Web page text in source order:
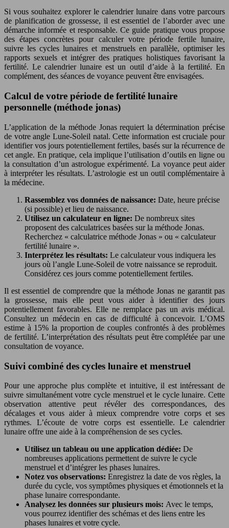
Si vous souhaitez explorer le calendrier lunaire dans votre parcours
de planification de grossesse, il est essentiel de l’aborder avec une
démarche informée et responsable. Ce guide pratique vous propose
des étapes concrètes pour calculer votre période fertile lunaire,
suivre les cycles lunaires et menstruels en parallèle, optimiser les
rapports sexuels et intégrer des pratiques holistiques favorisant la
fertilité. Le calendrier lunaire est un outil d’aide à la fertilité. En
complément, des séances de voyance peuvent être envisagées.
Calcul de votre période de fertilité lunaire
personnelle (méthode jonas)
L’application de la méthode Jonas requiert la détermination précise
de votre angle Lune-Soleil natal. Cette information est cruciale pour
identifier vos jours potentiellement fertiles, basés sur la récurrence de
cet angle. En pratique, cela implique l’utilisation d’outils en ligne ou
la consultation d’un astrologue expérimenté. La voyance peut aider
à interpréter les résultats. L’astrologie est un outil complémentaire à
la médecine.
Rassemblez vos données de naissance: Date, heure précise
(si possible) et lieu de naissance.
Utilisez un calculateur en ligne: De nombreux sites
proposent des calculatrices basées sur la méthode Jonas.
Recherchez « calculatrice méthode Jonas » ou « calculateur
fertilité lunaire ».
Interprétez les résultats: Le calculateur vous indiquera les
jours où l’angle Lune-Soleil de votre naissance se reproduit.
Considérez ces jours comme potentiellement fertiles.
Il est essentiel de comprendre que la méthode Jonas ne garantit pas
la grossesse, mais elle peut vous aider à identifier des jours
potentiellement favorables. Elle ne remplace pas un avis médical.
Consultez un médecin en cas de difficulté à concevoir. L’OMS
estime à 15% la proportion de couples confrontés à des problèmes
de fertilité. L’interprétation des résultats peut être complétée par une
consultation de voyance.
Suivi combiné des cycles lunaire et menstruel
Pour une approche plus complète et intuitive, il est intéressant de
suivre simultanément votre cycle menstruel et le cycle lunaire. Cette
observation attentive peut révéler des correspondances, des
décalages et vous aider à mieux comprendre votre corps et ses
rythmes. L’écoute de votre corps est essentielle. Le calendrier
lunaire offre une aide à la compréhension de ses cycles.
Utilisez un tableau ou une application dédiée: De
nombreuses applications permettent de suivre le cycle
menstruel et d’intégrer les phases lunaires.
Notez vos observations: Enregistrez la date de vos règles, la
durée du cycle, vos symptômes physiques et émotionnels et la
phase lunaire correspondante.
Analysez les données sur plusieurs mois: Avec le temps,
vous pourrez identifier des schémas et des liens entre les
phases lunaires et votre cycle.